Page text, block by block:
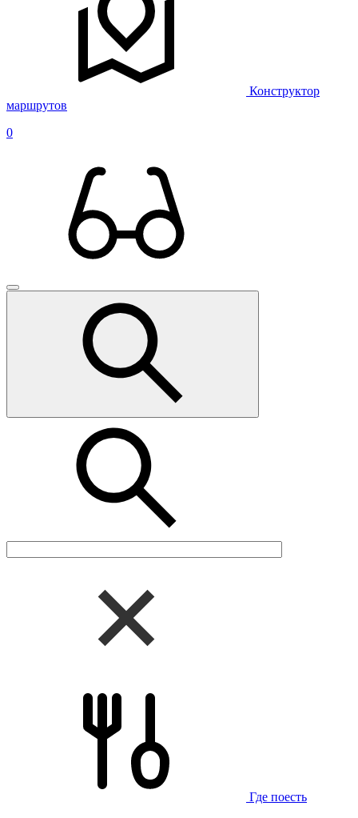
Конструктор
маршрутов
0
Где поесть